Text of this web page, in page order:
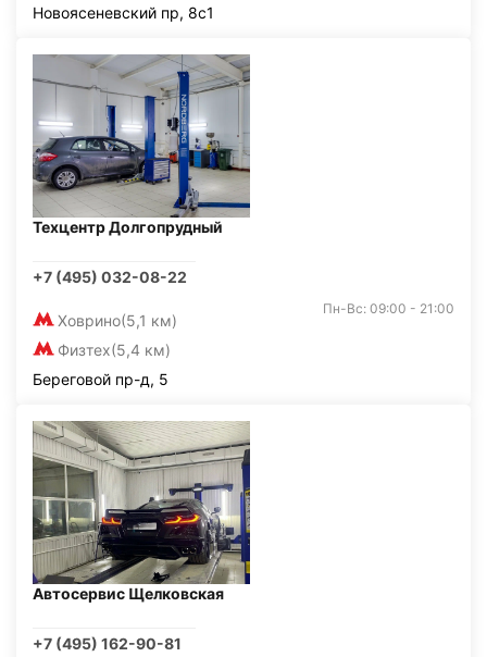
Новоясеневский пр, 8с1
Техцентр Долгопрудный
+7 (495) 032-08-22
Ховрино(5,1 км)
Физтех(5,4 км)
Пн-Вс: 09:00 - 21:00
Береговой пр-д, 5
Автосервис Щелковская
+7 (495) 162-90-81